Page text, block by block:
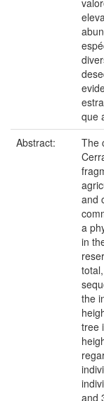
que
Abstract:
The
and
a
in
the
tree
and